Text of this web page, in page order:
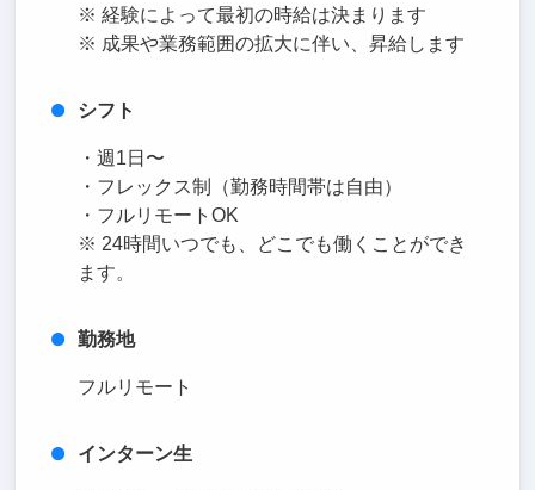
※ 経験によって最初の時給は決まります
※ 成果や業務範囲の拡大に伴い、昇給します
シフト
・週1日〜
・フレックス制（勤務時間帯は自由）
・フルリモートOK
※ 24時間いつでも、どこでも働くことができ
ます。
勤務地
フルリモート
インターン生